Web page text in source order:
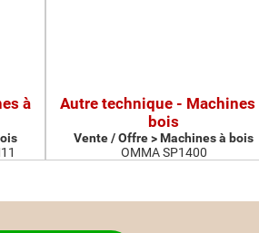
à
Autre technique - Machines
bois
Vente / Offre > Machines à bois
OMMA SP1400